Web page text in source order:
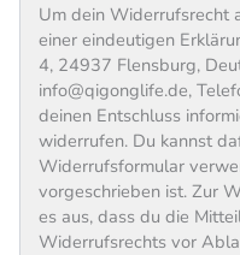
Um dein Widerrufsrecht
einer eindeutigen
4, 24937 Flensburg,
info@qigonglife.de,
deinen Entschluss
widerrufen. Du kannst
Widerrufsformular
vorgeschrieben ist. Zur
es aus, dass du die
Widerrufsrechts vor